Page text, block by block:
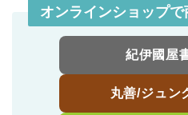
オンラインショップ
紀伊國屋
丸善/ジュン